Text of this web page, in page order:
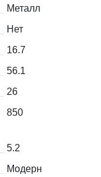
Металл
Нет
16.7
56.1
26
850
5.2
Модерн